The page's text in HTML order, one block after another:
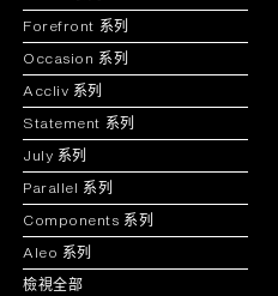
Forefront 系列
Occasion 系列
Accliv 系列
Statement 系列
July 系列
Parallel 系列
Components 系列
Aleo 系列
檢視全部